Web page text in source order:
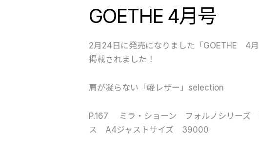
GOETHE 4月号
2月24日に発売になりました「GOETHE 4
掲載されました！
肩が凝らない「軽レザー」selection
P.167 ミラ・ショーン フォルノシリー
ス A4ジャストサイズ 39000